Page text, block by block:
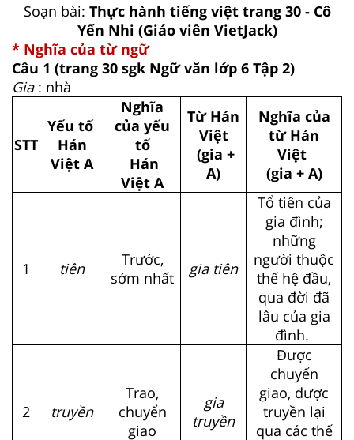
Soạn bài: Thực hành tiếng việt trang 30 - Cô
Yến Nhi (Giáo viên VietJack)
* Nghĩa của từ ngữ
Câu 1 (trang 30 sgk Ngữ văn lớp 6 Tập 2)
Gia: nhà
STT
Yếu tố
Hán
Việt A
Nghĩa
của yếu
tố
Hán
Việt A
Từ Hán
Việt
(gia +
A)
Nghĩa của
từ Hán
Việt
(gia + A)
1 tiên
Trước,
sớm nhất
gia tiên
Tổ tiên của
gia đình;
những
người thuộc
thế hệ đầu,
qua đời đã
lâu của gia
đình.
2 truyền
Trao,
chuyển
giao
gia
truyền
Được
chuyển
giao, được
truyền lại
qua các thế